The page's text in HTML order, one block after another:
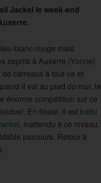
Jackel le week-end
blanc-rouge mais
esprits à Auxerre (Yonne)
carreaux à tout-va et
il est au pied du mur, le
énorme compétition sur ce
En finale, il est battu
, inattendu à ce niveau.
parcours. Retour à